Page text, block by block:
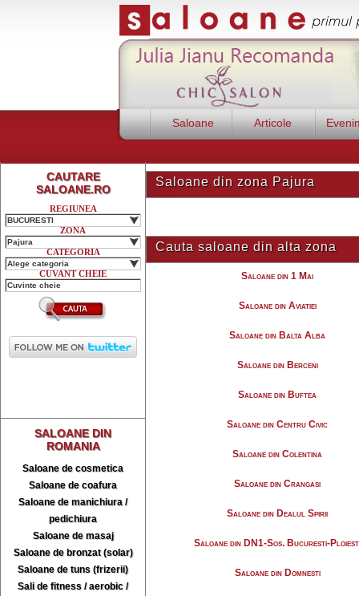
Saloane Articole
CAUTARE
SALOANE.RO
REGIUNEA
BUCURESTI
ZONA
Pajura
CATEGORIA
Alege categoria
CUVANT CHEIE
SALOANE DIN
ROMANIA
Saloane de cosmetica
Saloane de coafura
Saloane de manichiura /
pedichiura
Saloane de masaj
Saloane de bronzat (solar)
Saloane de tuns (frizerii)
Sali de fitness / aerobic /
Saloane din zona Pajura
Cauta saloane din alta zona
Saloane din 1 Mai
Saloane din Aviatiei
Saloane din Balta Alba
Saloane din Berceni
Saloane din Buftea
Saloane din Centru Civic
Saloane din Colentina
Saloane din Crangasi
Saloane din Dealul Spirii
Saloane din DN1-Sos. Bucuresti-
Saloane din Domnesti